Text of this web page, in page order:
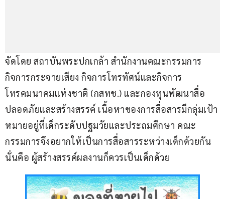
จัดโดย สถาบันพระปกเกล้า สำนักงานคณะกรรมการ
กิจการกระจายเสียง กิจการโทรทัศน์และกิจการ
โทรคมนาคมแห่งชาติ (กสทช.) และกองทุนพัฒนาสื่อ
ปลอดภัยและสร้างสรรค์ เนื้อหาของการสื่อสารมีกลุ่มเป้า
หมายอยู่ที่เด็กระดับปฐมวัยและประถมศึกษา คณะ
กรรมการจึงอยากให้เป็นการสื่อสารระหว่างเด็กด้วยกัน
นั่นคือ ผู้สร้างสรรค์ผลงานก็ควรเป็นเด็กด้วย